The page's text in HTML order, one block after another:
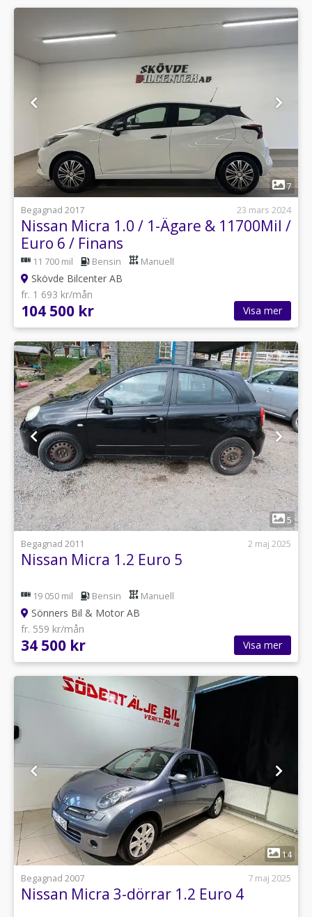
1
7
Begagnad 2017
23 mars 2024
Nissan Micra 1.0 / 1-Ägare & 11700Mil /
Euro 6 / Finans
11 700 mil Bensin Manuell
Skövde Bilcenter AB
fr. 1 693 kr/mån
104 500 kr Visa mer
1
5
Begagnad 2011
2 maj 2025
Nissan Micra 1.2 Euro 5
19 050 mil Bensin Manuell
Sönners Bil & Motor AB
fr. 559 kr/mån
34 500 kr Visa mer
1
14
Begagnad 2007
7 maj 2025
Nissan Micra 3-dörrar 1.2 Euro 4